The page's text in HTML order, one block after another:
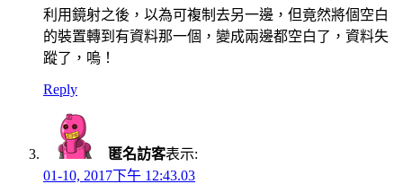
利用鏡射之後，以為可複制去另一邊，但竟然將個空白
的裝置轉到有資料那一個，變成兩邊都空白了，資料失
蹤了，嗚！
Reply
匿名訪客表示:
01-10, 2017下午 12:43.03